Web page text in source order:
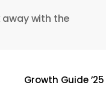
away with the
Growth Guide ’25